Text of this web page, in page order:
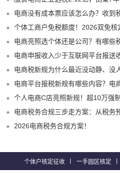
电商没有成本票应该怎么办？收到
个体工商户免税额度！2026双免核
电商亮照选个体还是公司？有哪些
电商申报收入少于互联网平台报送收入怎么调整
电商税新规为什么最近没动静、没人
电商平台报税新规有哪些内容？电商企业
个人电商C店亮照新规！超10万强
电商税务合规三步走方案：从税务
2026电商税务合规方案！
个体户核定征收 一手园区核定